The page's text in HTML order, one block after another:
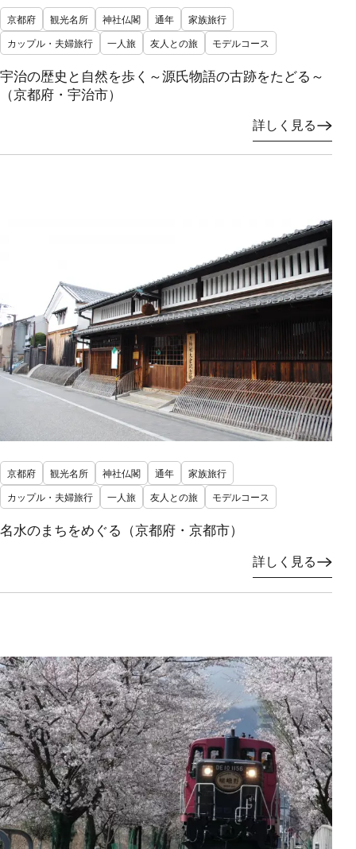
京都府 観光名所 神社仏閣 通年
家族旅行
カップル・夫婦旅行
一人旅 友人との旅 モデルコース
宇治の歴史と自然を歩く～源氏物語の古跡をたどる～
（京都府・宇治市）
詳しく見る
京都府 観光名所 神社仏閣 通年
家族旅行
カップル・夫婦旅行
一人旅 友人との旅 モデルコース
名水のまちをめぐる（京都府・京都市）
詳しく見る